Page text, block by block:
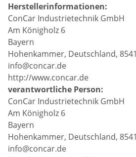
Herstellerinformationen:
ConCar Industrietechnik GmbH
Am Königholz 6
Bayern
Hohenkammer, Deutschland,
info@concar.de
http://www.concar.de
verantwortliche Person:
ConCar Industrietechnik GmbH
Am Königholz 6
Bayern
Hohenkammer, Deutschland,
info@concar.de